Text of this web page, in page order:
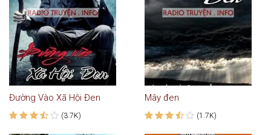
Đường Vào Xã Hội Đen
(3.7K)
Mây đen
(1.7K)